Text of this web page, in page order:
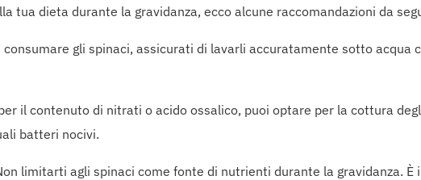
tua dieta durante la gravidanza, ecco alcune raccomandazioni da
consumare gli spinaci, assicurati di lavarli accuratamente sotto
il contenuto di nitrati o acido ossalico, puoi optare per la cottura
batteri nocivi.
limitarti agli spinaci come fonte di nutrienti durante la gravidanza.